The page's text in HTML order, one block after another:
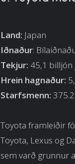
Land: Japan
Iðnaður:
Tekjur: 45,1 billjón
Hrein hagnaður:
Starfsmenn:
Toyota framleiðir
Toyota, Lexus og
sem varð grunnur